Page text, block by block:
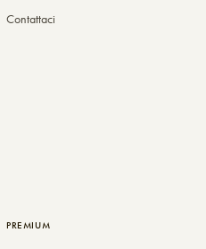
Contattaci
PREMIUM